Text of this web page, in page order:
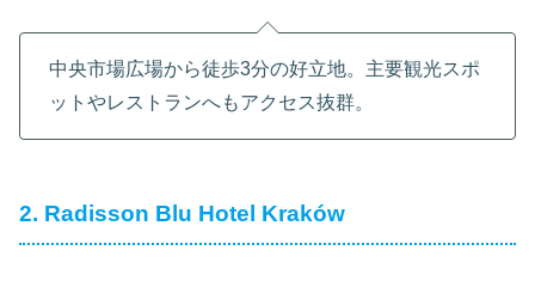
中央市場広場から徒歩3分の好立地。主要観光スポ
ットやレストランへもアクセス抜群。
2. Radisson Blu Hotel Kraków